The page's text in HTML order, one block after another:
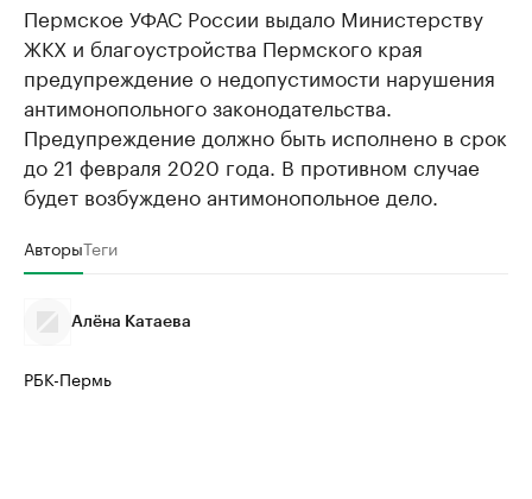
Пермское УФАС России выдало Министерству
ЖКХ и благоустройства Пермского края
предупреждение о недопустимости нарушения
антимонопольного законодательства.
Предупреждение должно быть исполнено в срок
до 21 февраля 2020 года. В противном случае
будет возбуждено антимонопольное дело.
АвторыТеги
Алёна Катаева
РБК-Пермь